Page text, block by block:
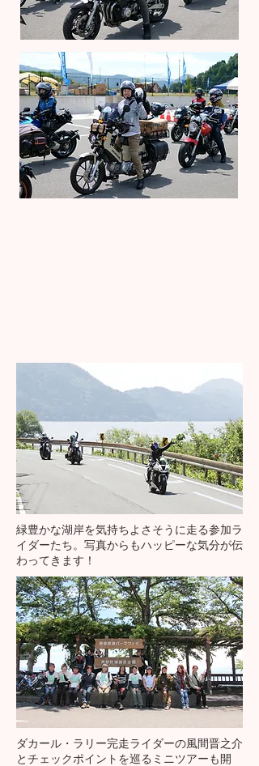
緑豊かな湖岸を気持ちよさそうに走る参加ラ
イダーたち。写真からもハッピーな気分が伝
わってきます！
ダカール・ラリー完走ライダーの風間晋之介
とチェックポイントを巡るミニツアーも開